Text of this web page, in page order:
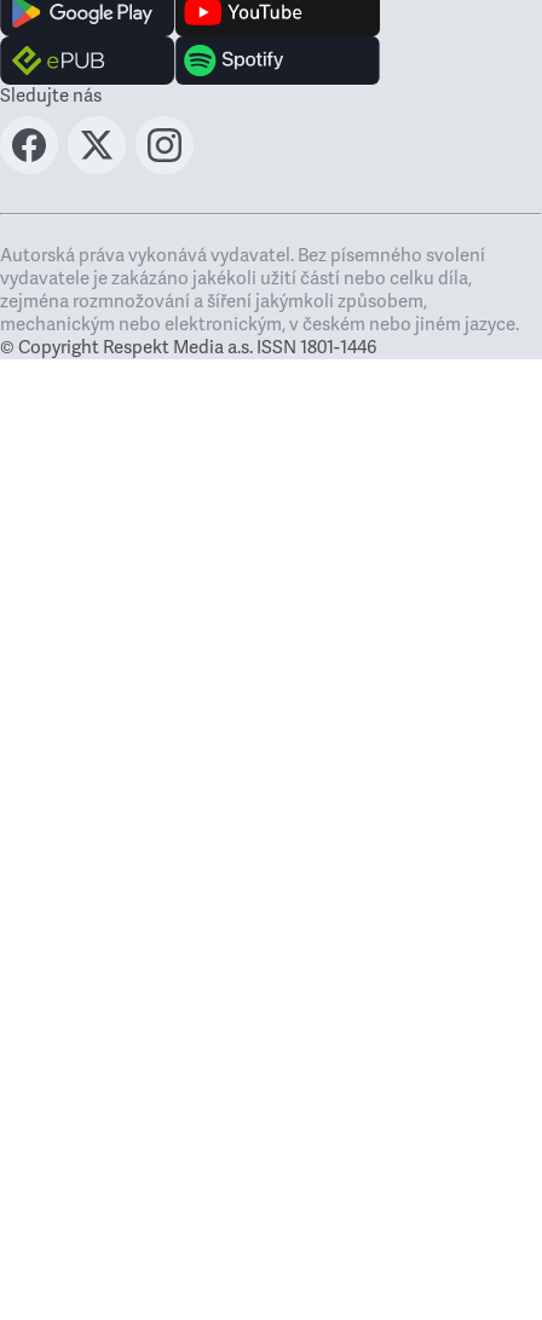
Sledujte nás
Autorská práva vykonává vydavatel. Bez písemného svolení
vydavatele je zakázáno jakékoli užití částí nebo celku díla,
zejména rozmnožování a šíření jakýmkoli způsobem,
mechanickým nebo elektronickým, v českém nebo jiném jazyce.
© Copyright Respekt Media a.s. ISSN 1801-1446